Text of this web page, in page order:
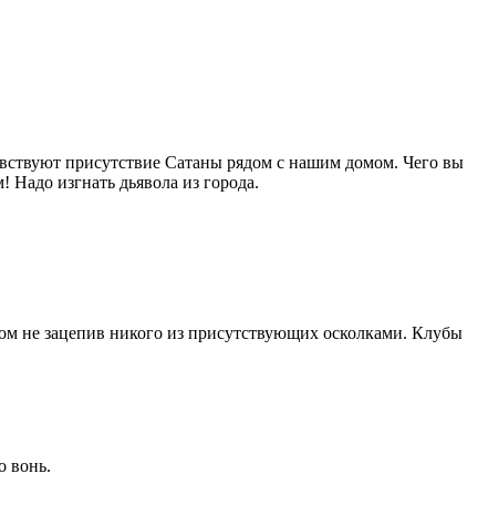
присутствие Сатаны рядом с нашим домом. Чего вы
изгнать дьявола из города.
не зацепив никого из присутствующих осколками. Клубы
вонь.